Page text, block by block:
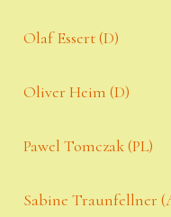
Olaf Essert (D)
Oliver Heim (D)
Pawel Tomczak (PL)
Sabine Traunfellner